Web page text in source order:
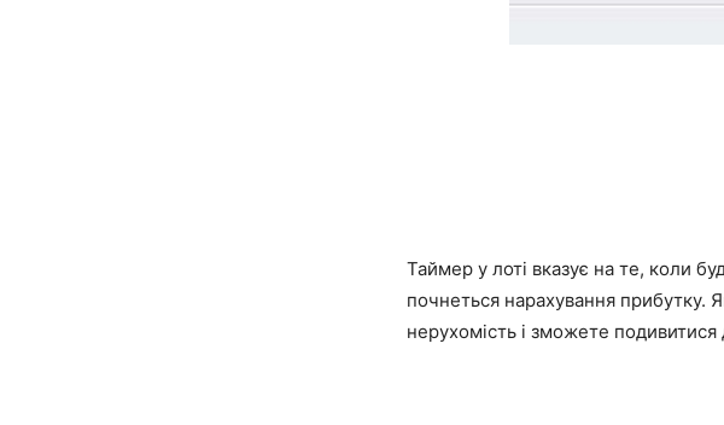
Таймер у лоті вказує на те, коли
почнеться нарахування прибутку.
нерухомість і зможете подивитися